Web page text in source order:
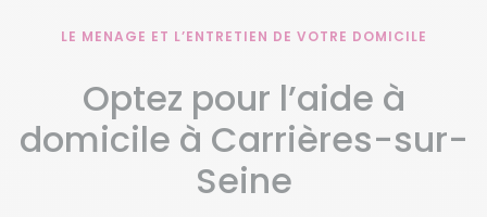
LE MENAGE ET L’ENTRETIEN DE VOTRE DOMICILE
Optez pour l’aide à
domicile à Carrières-sur-
Seine